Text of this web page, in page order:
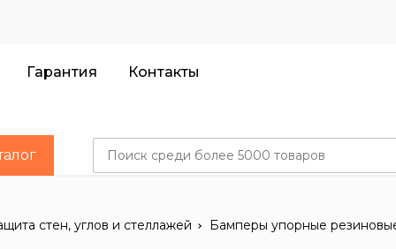
Гарантия
Контакты
стен, углов и стеллажей Бамперы упорные